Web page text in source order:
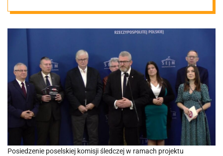
Posiedzenie poselskiej komisji śledczej w ramach projektu